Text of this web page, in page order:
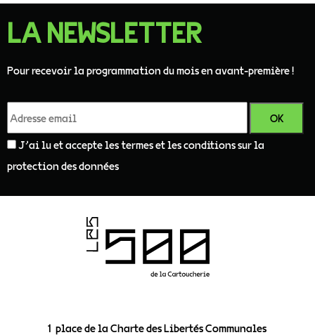
LA NEWSLETTER
Pour recevoir la programmation du mois en avant-première !
J'ai lu et accepte les termes et les conditions sur la
protection des données
1 place de la Charte des Libertés Communales